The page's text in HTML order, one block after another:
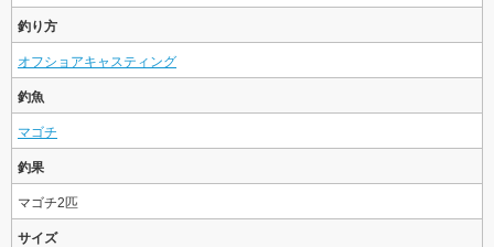
釣り方
オフショアキャスティング
釣魚
マゴチ
釣果
マゴチ2匹
サイズ